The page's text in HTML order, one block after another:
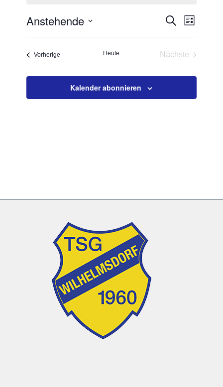
Suche
und
Navigation
Suche
Liste
Anstehende
Vorherige VeranstaltungenHeute
Nächste
Kalender abonnieren